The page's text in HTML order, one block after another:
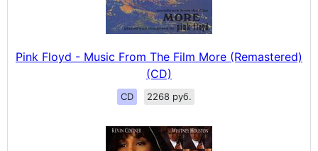
Pink Floyd - Music From The Film More (Remastered)
(CD)
CD 2268 руб.